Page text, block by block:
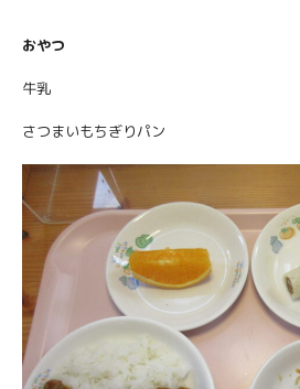
おやつ
牛乳
さつまいもちぎりパン